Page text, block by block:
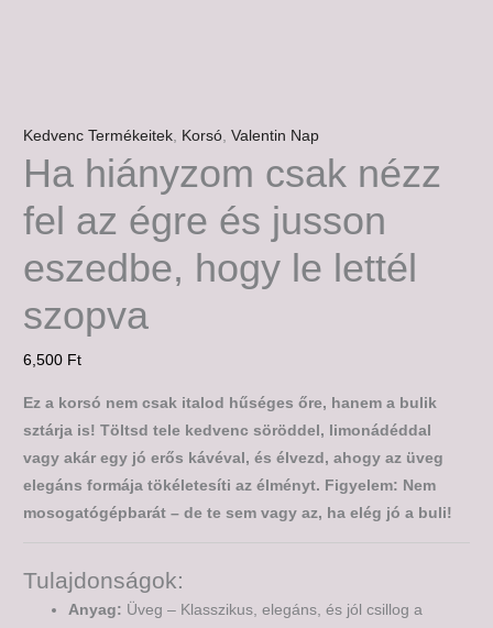
Kedvenc Termékeitek Korsó ,Valentin Nap
Ha hiányzom csak nézz
fel az égre és jusson
eszedbe, hogy le lettél
szopva
6,500 Ft
Ez a korsó nem csak italod hűséges őre, hanem a bulik
sztárja is! Töltsd tele kedvenc söröddel, limonádéddal
vagy akár egy jó erős kávéval, és élvezd, ahogy az üveg
elegáns formája tökéletesíti az élményt. Figyelem: Nem
mosogatógépbarát – de te sem vagy az, ha elég jó a buli!
Tulajdonságok:
Anyag: Üveg – Klasszikus, elegáns, és jól csillog a